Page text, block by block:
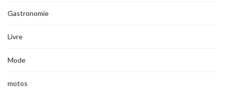
Gastronomie
Livre
Mode
motos